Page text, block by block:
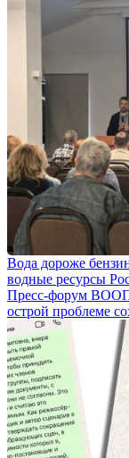
Вода дороже
водные ресурсы
Пресс-форум ВООП
острой проблеме